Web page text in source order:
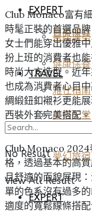
醫美保養
TRAVEL
度假天堂
夢幻旅宿
EXPERT
EXPERT
星座運勢
健康保養
雅仕指南
No Result
View All Result
Club Monaco富有
時髦正裝的首選品
女士們能穿出優雅
扮上班的消費者也
時尚大方造型。近
也成為消費者心目
綢緞鈕釦襯衫更能
西裝外套完美搭配。
Club Monaco 2024
格，透過基本的高
且舒適的面貌展現
單的色系沒有過多
適度的寬鬆線條搭